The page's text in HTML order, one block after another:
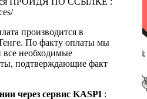
производится в
По факту оплаты мы
необходимые
подтверждающие факт
через сервис KASPI :